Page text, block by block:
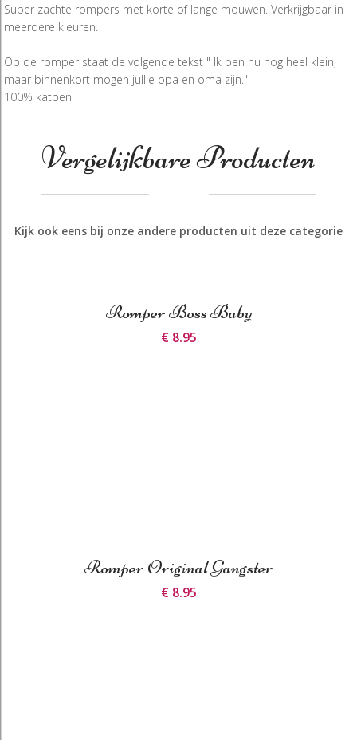
Super zachte rompers met korte of lange mouwen. Verkrijgbaar in
meerdere kleuren.
Op de romper staat de volgende tekst " Ik ben nu nog heel klein,
maar binnenkort mogen jullie opa en oma zijn."
100% katoen
Vergelijkbare Producten
Kijk ook eens bij onze andere producten uit deze categorie
Romper Boss Baby
€ 8.95
Romper Original Gangster
€ 8.95